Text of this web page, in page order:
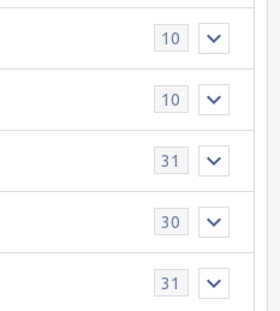
10
10
31
30
31